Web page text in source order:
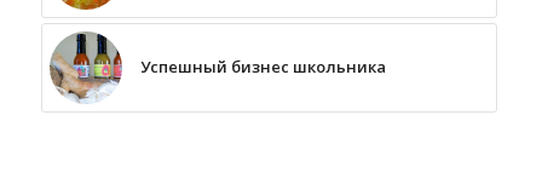
Успешный бизнес школьника